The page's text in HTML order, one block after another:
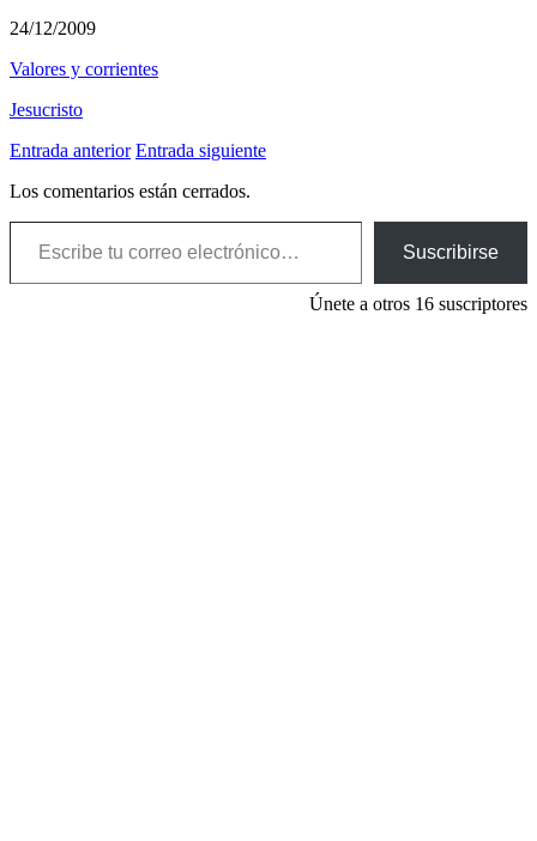
24/12/2009
Valores y corrientes
Jesucristo
Entrada anterior Entrada siguiente
Los comentarios están cerrados.
Escribe tu correo electrónico…
Suscribirse
Únete a otros 16 suscriptores